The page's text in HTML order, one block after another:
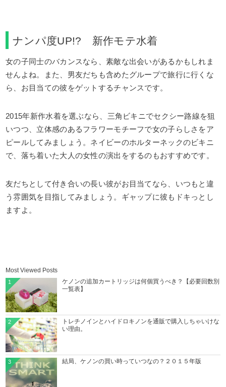
ナンパ度UP!? 新作モテ水着
女の子同士のバカンスなら、素敵な出会いがあるかもしれま
せんよね。また、男友だちも含めたグループで旅行に行くな
ら、お目当ての彼をゲットするチャンスです。
2015年新作水着を選ぶなら、三角ビキニでセクシー路線を狙
いつつ、立体感のあるフラワーモチーフで女の子らしさをア
ピールしてみましょう。ネイビーのホルターネックのビキニ
で、落ち着いた大人の女性の演出をするのもおすすめです。
友だちとして付き合いの長い彼がお目当てなら、いつもと違
う雰囲気を目指してみましょう。ギャップに彼もドキっとし
ますよ。
Most Viewed Posts
ケノンの追加カートリッジは何個買うべき？【必要回数別
一覧表】
1
トレチノインとハイドロキノンを通販で購入しちゃいけな
い理由。
2
結局、ケノンの買い時っていつなの？２０１５年版
3